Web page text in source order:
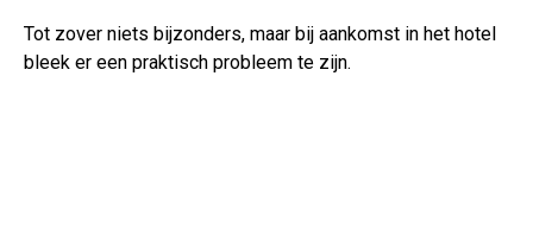
Tot zover niets bijzonders, maar bij aankomst in het hotel
bleek er een praktisch probleem te zijn.